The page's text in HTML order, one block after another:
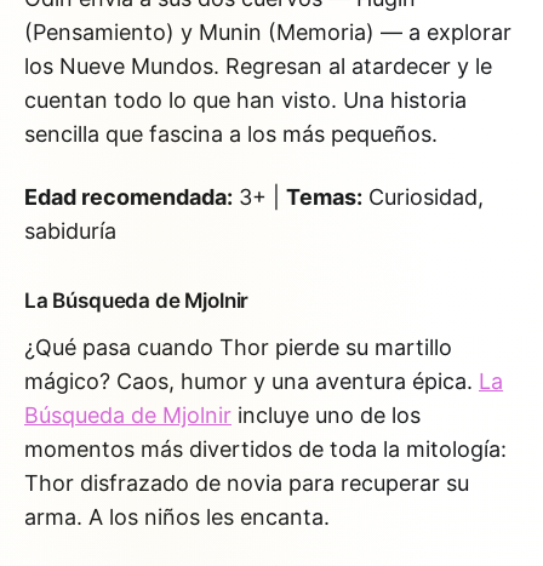
(Pensamiento) y Munin (Memoria) — a explorar
los Nueve Mundos. Regresan al atardecer y le
cuentan todo lo que han visto. Una historia
sencilla que fascina a los más pequeños.
Edad recomendada: 3+ | Temas: Curiosidad,
sabiduría
La Búsqueda de Mjolnir
¿Qué pasa cuando Thor pierde su martillo
mágico? Caos, humor y una aventura épica. La
Búsqueda de Mjolnir incluye uno de los
momentos más divertidos de toda la mitología:
Thor disfrazado de novia para recuperar su
arma. A los niños les encanta.